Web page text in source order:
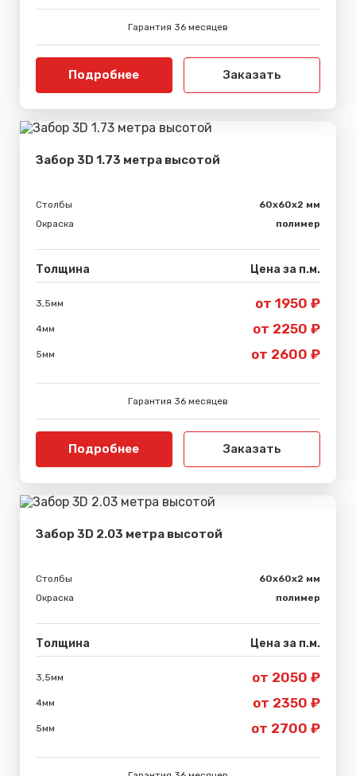
Гарантия 36 месяцев
Подробнее Заказать
Забор 3D 1.73 метра высотой
Столбы
60х60х2 мм
Окраска
полимер
Толщина Цена за п.м.
3,5мм от 1950 ₽
4мм от 2250 ₽
5мм от 2600 ₽
Гарантия 36 месяцев
Подробнее Заказать
Забор 3D 2.03 метра высотой
Столбы
60х60х2 мм
Окраска
полимер
Толщина Цена за п.м.
3,5мм от 2050 ₽
4мм от 2350 ₽
5мм от 2700 ₽